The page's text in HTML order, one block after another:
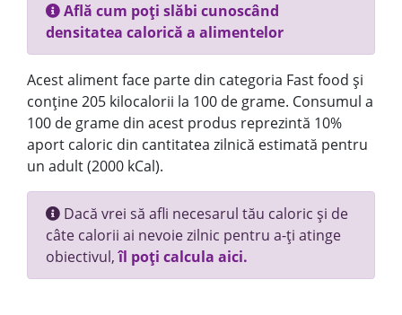
Află cum poți slăbi cunoscând
densitatea calorică a alimentelor
Acest aliment face parte din categoria Fast food și
conține 205 kilocalorii la 100 de grame. Consumul a
100 de grame din acest produs reprezintă 10%
aport caloric din cantitatea zilnică estimată pentru
un adult (2000 kCal).
Dacă vrei să afli necesarul tău caloric și de
câte calorii ai nevoie zilnic pentru a-ți atinge
obiectivul,îl poți calcula aici.